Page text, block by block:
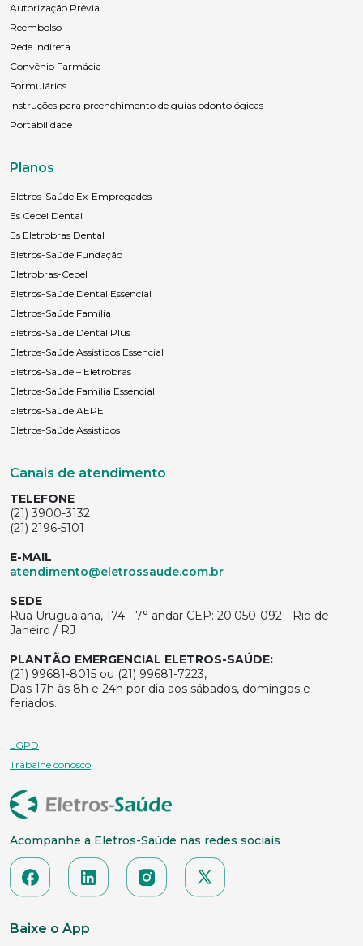
Autorização Prévia
Reembolso
Rede Indireta
Convênio Farmácia
Formulários
Instruções para preenchimento de guias odontológicas
Portabilidade
Planos
Eletros-Saúde Ex-Empregados
Es Cepel Dental
Es Eletrobras Dental
Eletros-Saúde Fundação
Eletrobras-Cepel
Eletros-Saúde Dental Essencial
Eletros-Saúde Família
Eletros-Saúde Dental Plus
Eletros-Saúde Assistidos Essencial
Eletros-Saúde – Eletrobras
Eletros-Saúde Família Essencial
Eletros-Saúde AEPE
Eletros-Saúde Assistidos
Canais de atendimento
TELEFONE
(21) 3900-3132
(21) 2196-5101
E-MAIL
atendimento@eletrossaude.com.br
SEDE
Rua Uruguaiana, 174 - 7° andar CEP: 20.050-092 - Rio de
Janeiro / RJ
PLANTÃO EMERGENCIAL ELETROS-SAÚDE:
(21) 99681-8015 ou (21) 99681-7223,
Das 17h às 8h e 24h por dia aos sábados, domingos e
feriados.
LGPD
Trabalhe conosco
Acompanhe a Eletros-Saúde nas redes sociais
Baixe o App